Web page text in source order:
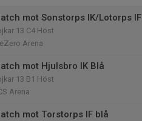
mot Sonstorps IK/Lotorps IF
13 C4 Höst
Arena
mot Hjulsbro IK Blå
13 B1 Höst
Arena
mot Torstorps IF blå